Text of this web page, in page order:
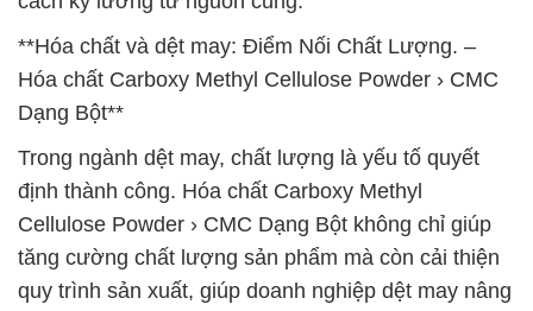
**Hóa chất và dệt may: Điểm Nối Chất Lượng. –
Hóa chất Carboxy Methyl Cellulose Powder › CMC
Dạng Bột**
Trong ngành dệt may, chất lượng là yếu tố quyết
định thành công. Hóa chất Carboxy Methyl
Cellulose Powder › CMC Dạng Bột không chỉ giúp
tăng cường chất lượng sản phẩm mà còn cải thiện
quy trình sản xuất, giúp doanh nghiệp dệt may nâng